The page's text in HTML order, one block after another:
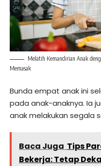
Melatih Kemandirian Anak
Memasak
Bunda empat anak ini
pada anak-anaknya. Ia
anak melakukan segala
Baca Juga Tips
Bekerja: Tetap